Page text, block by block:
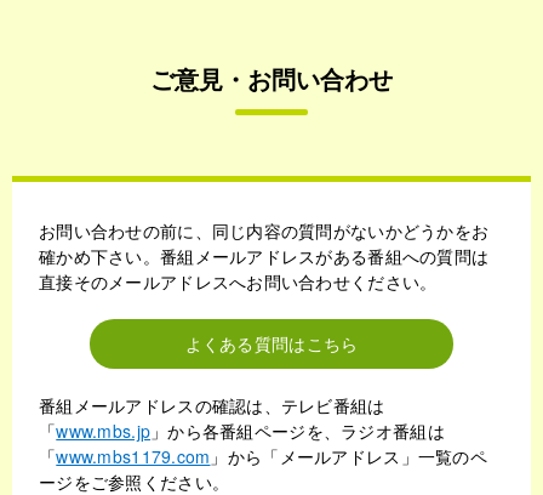
ご意見・お問い合わせ
お問い合わせの前に、同じ内容の質問がないかどうかをお
確かめ下さい。番組メールアドレスがある番組への質問は
直接そのメールアドレスへお問い合わせください。
よくある質問はこちら
番組メールアドレスの確認は、テレビ番組は
「www.mbs.jp 」から各番組ページを、ラジオ番組は
「www.mbs1179.com 」から「メールアドレス」一覧のペ
ージをご参照ください。